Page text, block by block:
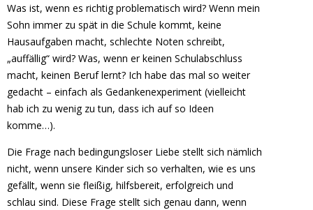
Was ist, wenn es richtig problematisch wird? Wenn mein
Sohn immer zu spät in die Schule kommt, keine
Hausaufgaben macht, schlechte Noten schreibt,
„auffällig“ wird? Was, wenn er keinen Schulabschluss
macht, keinen Beruf lernt? Ich habe das mal so weiter
gedacht – einfach als Gedankenexperiment (vielleicht
hab ich zu wenig zu tun, dass ich auf so Ideen
komme…).
Die Frage nach bedingungsloser Liebe stellt sich nämlich
nicht, wenn unsere Kinder sich so verhalten, wie es uns
gefällt, wenn sie fleißig, hilfsbereit, erfolgreich und
schlau sind. Diese Frage stellt sich genau dann, wenn